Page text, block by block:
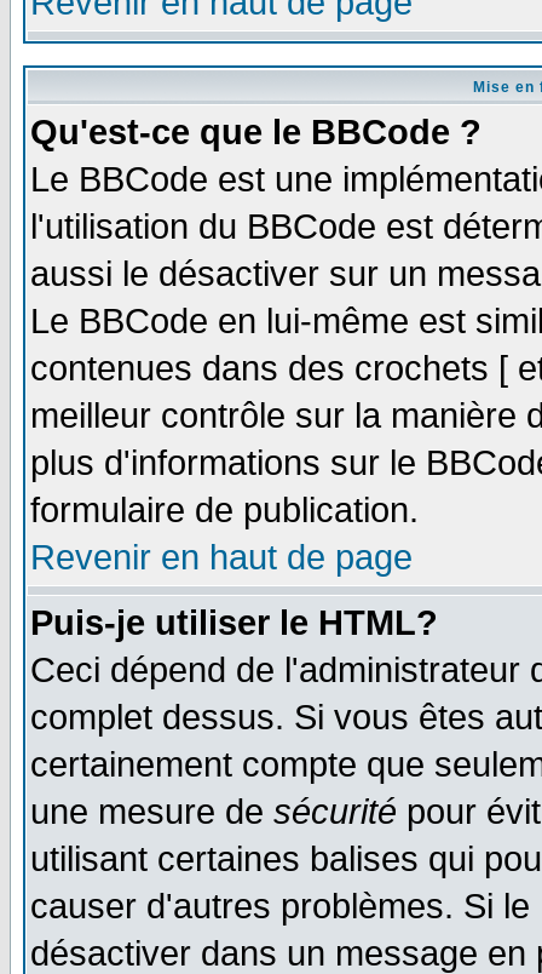
Mise
Qu'est-ce que le BBCode ?
Le BBCode est une
l'utilisation du BBCode est
aussi le désactiver sur un
Le BBCode en lui-même est
contenues dans des crochets [
meilleur contrôle sur la manière
plus d'informations sur le
formulaire de publication.
Revenir en haut de page
Puis-je utiliser le HTML?
Ceci dépend de l'administrateur
complet dessus. Si vous êtes
certainement compte que
une mesure de sécurité pour
utilisant certaines balises qui
causer d'autres problèmes. Si
désactiver dans un message